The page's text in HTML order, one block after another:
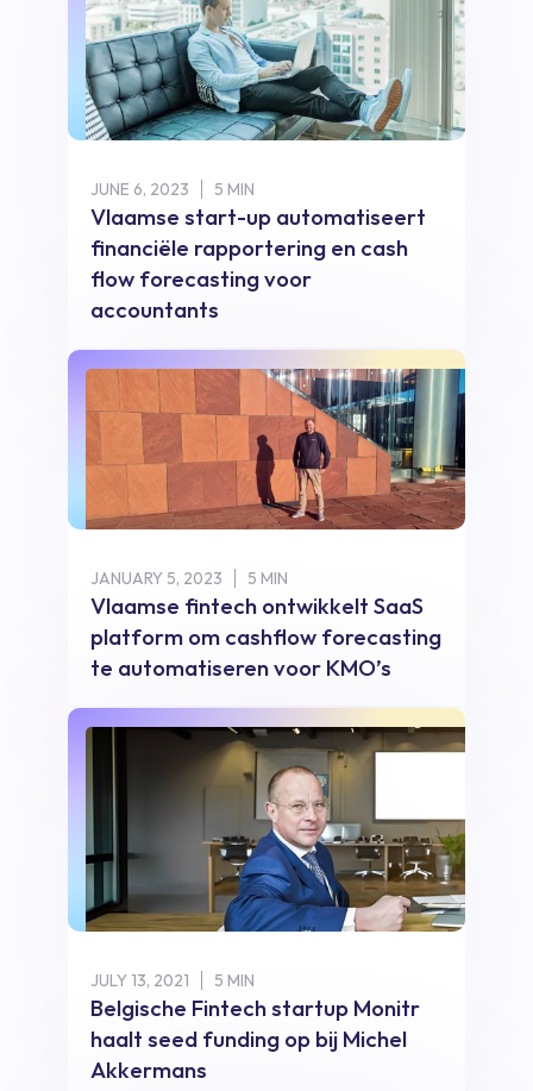
JUNE 6, 2023 5 MIN
Vlaamse start-up automatiseert
financiële rapportering en cash
flow forecasting voor
accountants
JANUARY 5, 2023 5 MIN
Vlaamse fintech ontwikkelt SaaS
platform om cashflow forecasting
te automatiseren voor KMO’s
JULY 13, 2021 5 MIN
Belgische Fintech startup Monitr
haalt seed funding op bij Michel
Akkermans